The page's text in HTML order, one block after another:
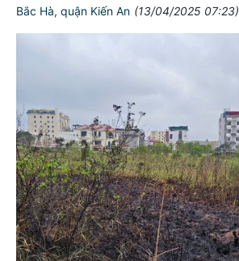
Bắc Hà, quận Kiến An (13/04/2025 07:23)